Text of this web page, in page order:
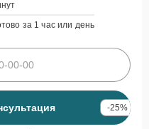
за 1 час или день
-25%